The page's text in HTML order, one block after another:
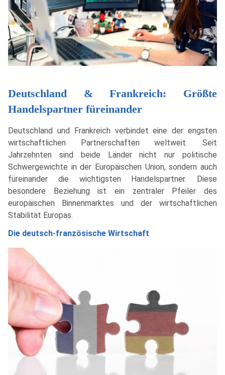
Deutschland & Frankreich: Größte
Handelspartner füreinander
Deutschland und Frankreich verbindet eine der engsten
wirtschaftlichen Partnerschaften weltweit. Seit
Jahrzehnten sind beide Länder nicht nur politische
Schwergewichte in der Europäischen Union, sondern auch
füreinander die wichtigsten Handelspartner. Diese
besondere Beziehung ist ein zentraler Pfeiler des
europäischen Binnenmarktes und der wirtschaftlichen
Stabilität Europas.
Die deutsch-französische Wirtschaft